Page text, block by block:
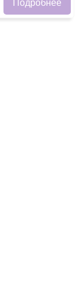
Подробнее